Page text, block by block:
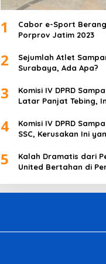
1
Cabor e-Sport
Porprov Jatim 2023
2
Sejumlah Atlet
Surabaya, Ada Apa?
3
Komisi IV DPRD
Latar Panjat Tebing,
4
Komisi IV DPRD
SSC, Kerusakan Ini
5
Kalah Dramatis dari
United Bertahan di